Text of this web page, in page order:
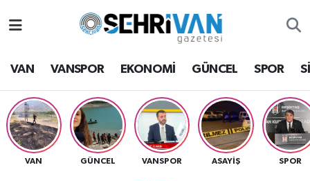
VAN VANSPOR EKONOMİ GÜNCEL SPOR
VAN GÜNCEL VANSPOR ASAYİŞ SPOR
Van Hava Durumu
VAN Namaz Vakitleri
Van Trafik Yoğunluk Haritası